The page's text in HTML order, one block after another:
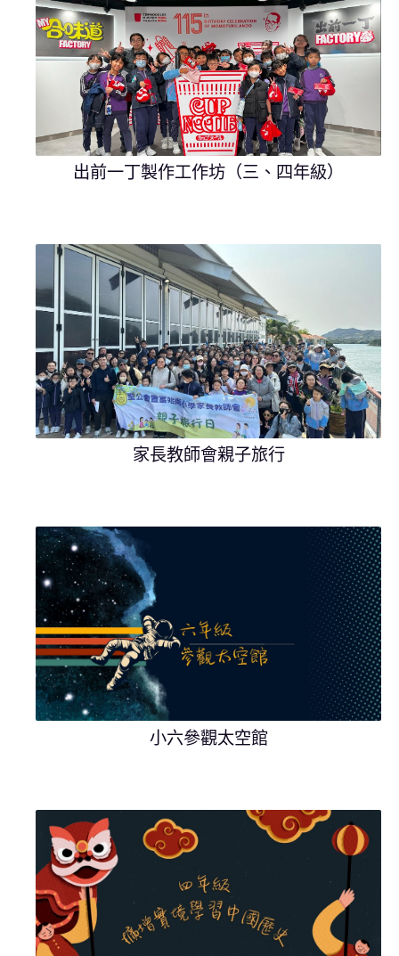
出前一丁製作工作坊（三、四年級）
家長教師會親子旅行
小六參觀太空館